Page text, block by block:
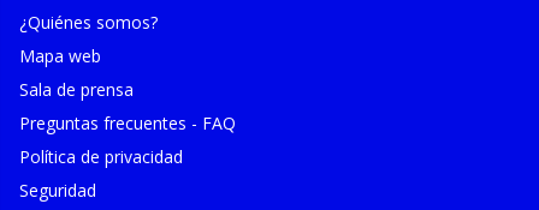
¿Quiénes somos?
Mapa web
Sala de prensa
Preguntas frecuentes - FAQ
Política de privacidad
Seguridad